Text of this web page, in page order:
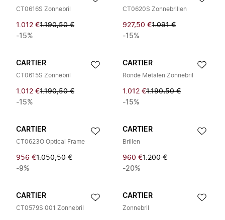
CT0616S Zonnebril
1.012 €1.190,50 €
-15%
CT0620S Zonnebrillen
927,50 €1.091 €
-15%
CARTIER
CT0615S Zonnebril
1.012 €1.190,50 €
-15%
CARTIER
Ronde Metalen Zonnebril
1.012 €1.190,50 €
-15%
CARTIER
CT0623O Optical Frame
956 €1.050,50 €
-9%
CARTIER
Brillen
960 €1.200 €
-20%
CARTIER
CT0579S 001 Zonnebril
CARTIER
Zonnebril